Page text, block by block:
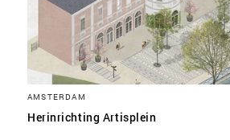
AMSTERDAM
Herinrichting Artisplein